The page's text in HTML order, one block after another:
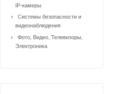
IP-камеры
Системы безопасности и
видеонаблюдения
Фото, Видео, Телевизоры,
Электроника